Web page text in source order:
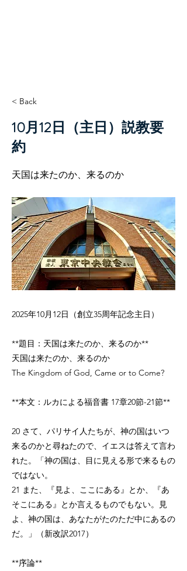
< Back
10月12日（主日）説教要
約
天国は来たのか、来るのか
2025年10月12日（創立35周年記念主日）
**題目：天国は来たのか、来るのか**
天国は来たのか、来るのか
The Kingdom of God, Came or to Come?
**本文：ルカによる福音書 17章20節-21節**
20 さて、パリサイ人たちが、神の国はいつ
来るのかと尋ねたので、イエスは答えて言わ
れた。「神の国は、目に見える形で来るもの
ではない。
21 また、『見よ、ここにある』とか、『あ
そこにある』とか言えるものでもない。見
よ、神の国は、あなたがたのただ中にあるの
だ。」（新改訳2017）
**序論**